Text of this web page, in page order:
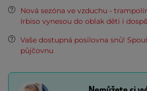
Nová sezóna ve vzduchu -
Irbiso vynesou do oblak děti i
Vaše dostupná posilovna snů!
půjčovnu